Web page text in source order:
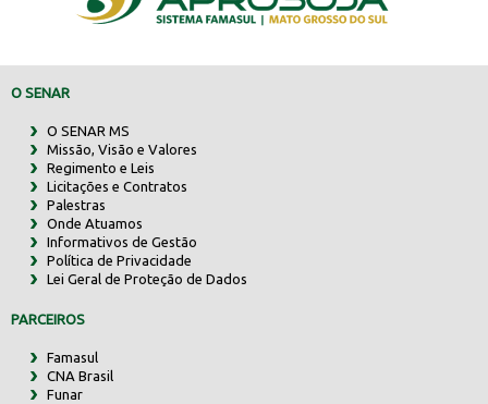
O SENAR
O SENAR MS
Missão, Visão e Valores
Regimento e Leis
Licitações e Contratos
Palestras
Onde Atuamos
Informativos de Gestão
Política de Privacidade
Lei Geral de Proteção de Dados
PARCEIROS
Famasul
CNA Brasil
Funar